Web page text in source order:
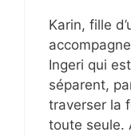
Karin, fille
Ingeri qui
séparent,
traverser la
toute seule.